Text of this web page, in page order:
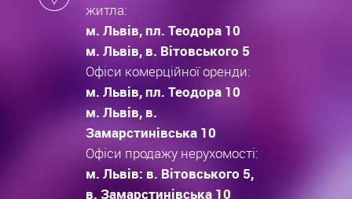
житла:
м. Львів, пл. Теодора 10
м. Львів, в. Вітовського 5
Офіси комерційної оренди:
м. Львів, пл. Теодора 10
м. Львів, в.
Замарстинівська 10
Офіси продажу нерухомості:
м. Львів: в. Вітовського 5,
в. Замарстинівська 10